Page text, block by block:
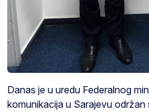
Danas je u uredu Federalnog
komunikacija u Sarajevu